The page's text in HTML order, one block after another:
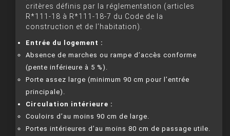
critères définis par la réglementation (articles
R*111-18 à R*111-18-7 du Code de la
construction et de l’habitation).
Entrée du logement :
Absence de marches ou rampe d’accès conforme
(pente inférieure à 5 %).
Porte assez large (minimum 90 cm pour l’entrée
principale).
Circulation intérieure :
Couloirs d’au moins 90 cm de large.
Portes intérieures d’au moins 80 cm de passage utile.